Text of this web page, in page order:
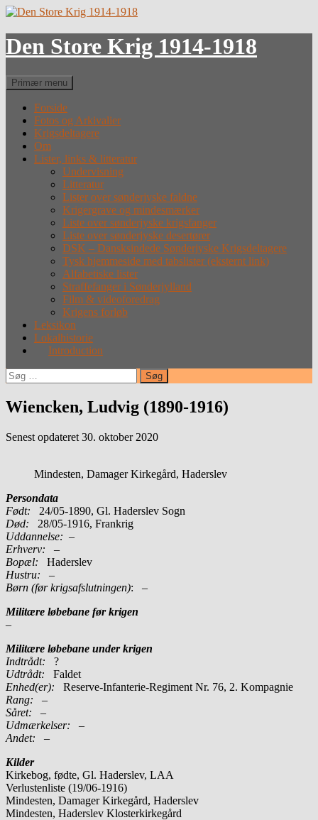
Hop
indhold
Den Store Krig 1914-1918
Søg
Primær menu
Forside
Fotos og Arkivalier
Krigsdeltagere
Om
Lister, links & litteratur
Undervisning
Litteratur
Lister over sønderjyske faldne
Krigergrave og mindesmærker
Liste over sønderjyske krigsfanger
Liste over sønderjyske desertører
DSK – Dansksindede Sønderjyske Krigsdeltagere
Tysk hjemmeside med tabslister (eksternt link)
Alfabetiske lister
Straffefanger i Sønderjylland
Film & videoforedrag
Krigens forløb
Leksikon
Lokalhistorie
Introduction
Søg
efter:
Wiencken, Ludvig (1890-1916)
Senest opdateret 30. oktober 2020
Mindesten, Damager Kirkegård, Haderslev
Persondata
Født: 24/05-1890, Gl. Haderslev Sogn
Død: 28/05-1916, Frankrig
Uddannelse: –
Erhverv: –
Bopæl: Haderslev
Hustru: –
Børn (før krigsafslutningen): –
Militære løbebane før krigen
–
Militære løbebane under krigen
Indtrådt: ?
Udtrådt: Faldet
Enhed(er):
Reserve-Infanterie-Regiment Nr. 76, 2. Kompagnie
Rang:
–
Såret: –
Udmærkelser: –
Andet: –
Kilder
Kirkebog, fødte, Gl. Haderslev, LAA
Verlustenliste (19/06-1916)
Mindesten, Damager Kirkegård, Haderslev
Mindesten, Haderslev Klosterkirkegård